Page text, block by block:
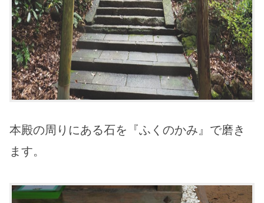
本殿の周りにある石を『ふくのかみ』で磨き
ます。